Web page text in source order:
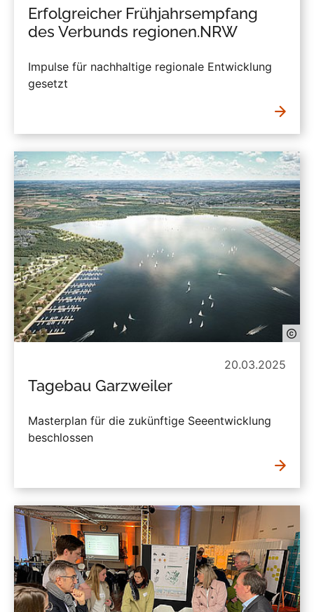
Erfolgreicher Frühjahrsempfang
des Verbunds regionen.NRW
Impulse für nachhaltige regionale Entwicklung
gesetzt
20.03.2025
Tagebau Garzweiler
Masterplan für die zukünftige Seeentwicklung
beschlossen